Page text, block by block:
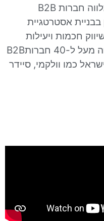
ניסיון בעולם השיווק. מייעץ, ומלווה חברות B2B
ויעילות
(פרטנרים של האבספוט), וליווה מעל ל-40 חברותB2B
סיידר